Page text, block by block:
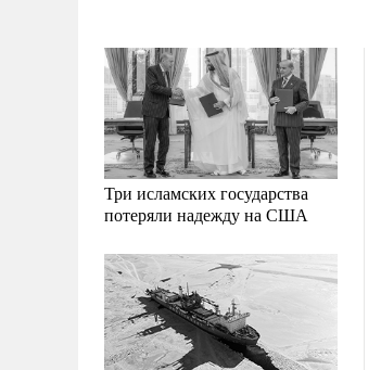
Три исламских государства
потеряли надежду на США